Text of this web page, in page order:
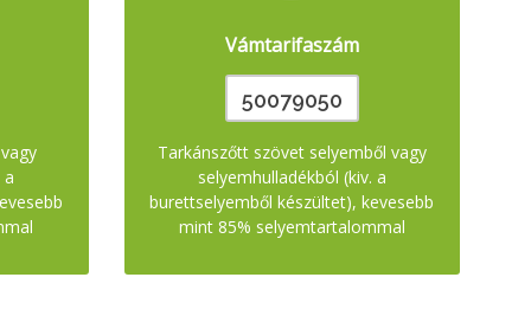
a
Vámtarifaszám
50079050
Tarkánszőtt szövet selyemből vagy
selyemhulladékból (kiv. a
burettselyemből készültet), kevesebb
mint 85% selyemtartalommal